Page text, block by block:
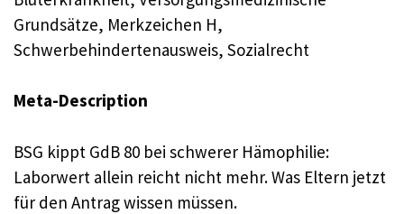
Grundsätze, Merkzeichen H,
Schwerbehindertenausweis, Sozialrecht
Meta-Description
BSG kippt GdB 80 bei schwerer Hämophilie:
Laborwert allein reicht nicht mehr. Was Eltern jetzt
für den Antrag wissen müssen.